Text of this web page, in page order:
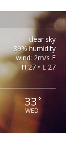
clear sky
89% humidity
wind: 2m/s E
H 27 • L 27
33°
WED